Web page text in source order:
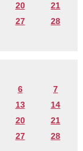
20
21
27
28
6
7
13
14
20
21
27
28